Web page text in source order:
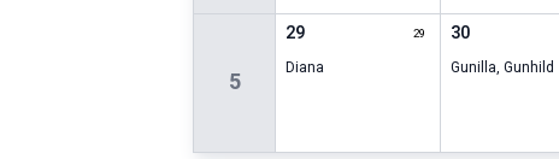
5
29 29
Diana
30
Gunilla, Gunhild